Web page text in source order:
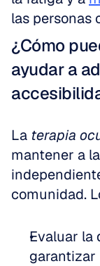
las personas
¿Cómo
ayudar a
La terapia
mantener a
comunidad.
Evaluar la
garantizar